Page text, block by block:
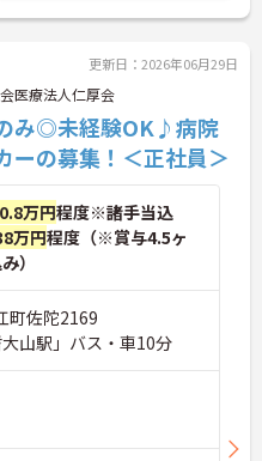
更新日：2026年06月29日
医療法人仁厚会
のみ◎未経験OK♪病院
ーの募集！＜正社員＞
万円程度※諸手当込
万円程度（※賞与4.5ヶ
）
町佐陀2169
山駅」バス・車10分